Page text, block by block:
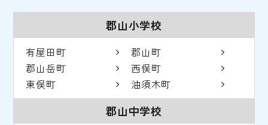
郡山小学校
有屋田町
郡山町
郡山岳町
西俣町
東俣町
油須木町
郡山中学校